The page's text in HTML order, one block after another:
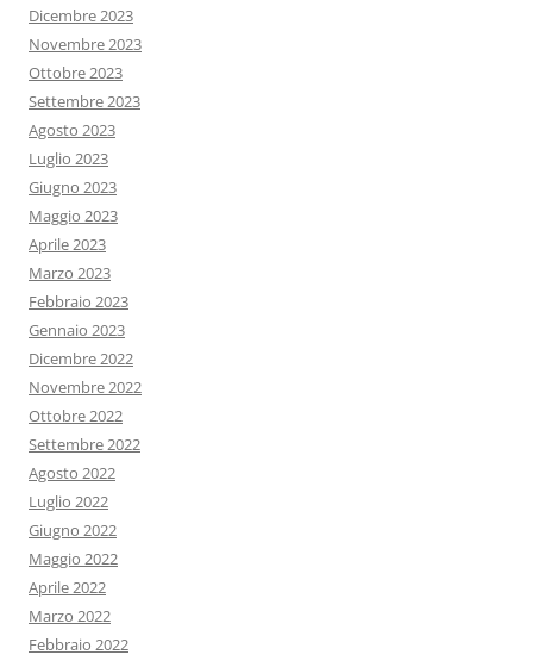
Dicembre 2023
Novembre 2023
Ottobre 2023
Settembre 2023
Agosto 2023
Luglio 2023
Giugno 2023
Maggio 2023
Aprile 2023
Marzo 2023
Febbraio 2023
Gennaio 2023
Dicembre 2022
Novembre 2022
Ottobre 2022
Settembre 2022
Agosto 2022
Luglio 2022
Giugno 2022
Maggio 2022
Aprile 2022
Marzo 2022
Febbraio 2022